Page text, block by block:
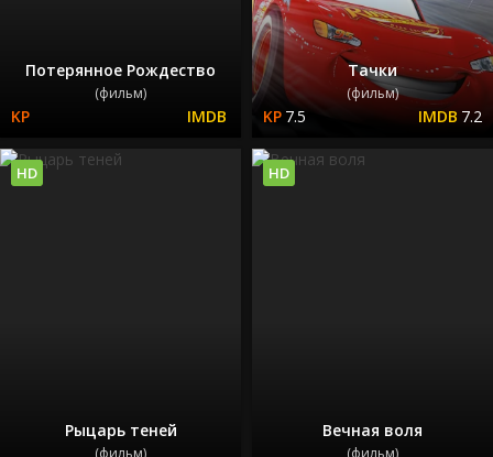
Потерянное Рождество
(фильм)
Тачки
(фильм)
7.5 7.2
Рыцарь теней
(фильм)
HD
Вечная воля
(фильм)
HD